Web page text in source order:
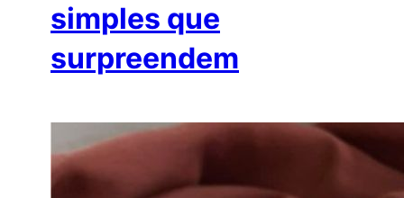
simples que
surpreendem